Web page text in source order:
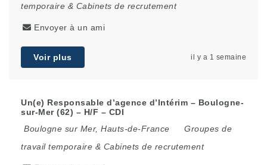
temporaire & Cabinets de recrutement
Envoyer à un ami
Voir plus il y a 1 semaine
Un(e) Responsable d’agence d’Intérim – Boulogne-
sur-Mer (62) – H/F – CDI
Boulogne sur Mer, Hauts-de-France
Groupes de
travail temporaire & Cabinets de recrutement